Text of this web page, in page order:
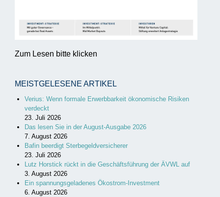
Zum Lesen bitte klicken
MEISTGELESENE ARTIKEL
Verius: Wenn formale Erwerbbarkeit ökonomische Risiken
verdeckt
23. Juli 2026
Das lesen Sie in der August-Ausgabe 2026
7. August 2026
Bafin beerdigt Sterbegeldversicherer
23. Juli 2026
Lutz Horstick rückt in die Geschäftsführung der ÄVWL auf
3. August 2026
Ein spannungsgeladenes Ökostrom-Investment
6. August 2026